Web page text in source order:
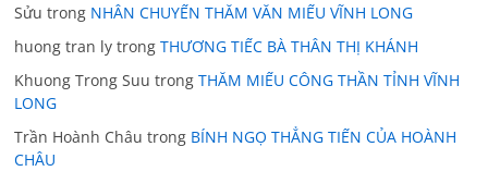
Sửu trong NHÂN CHUYẾN THĂM VĂN MIẾU VĨNH LONG
huong tran ly trongTHƯƠNG TIẾC BÀ THÂN THỊ KHÁNH
Khuong Trong Suu trongTHĂM MIẾU CÔNG THẦN TỈNH VĨNH
LONG
Trần Hoành Châu trong BÍNH NGỌ THẲNG TIẾN CỦA HOÀNH
CHÂU